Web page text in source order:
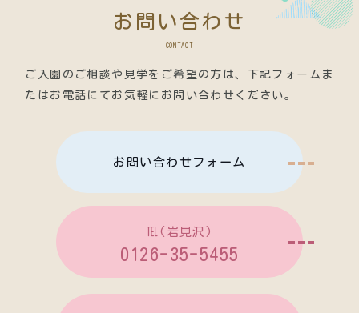
お問い合わせ
CONTACT
ご入園のご相談や見学をご希望の方は、
下記フォームま
たはお電話にてお気軽にお問い合わせください。
お問い合わせフォーム
℡(岩見沢)
0126-35-5455